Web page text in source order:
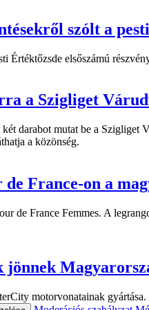
szólt a
Értéktőzsde elsőszámú
a Szigliget
darabot mutat be a
a közönség.
France-on a
de France Femmes. A
motorvonatainak